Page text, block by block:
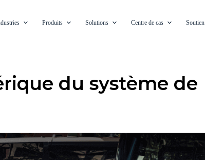
Produits Solutions Centre de cas Soutien
du système de